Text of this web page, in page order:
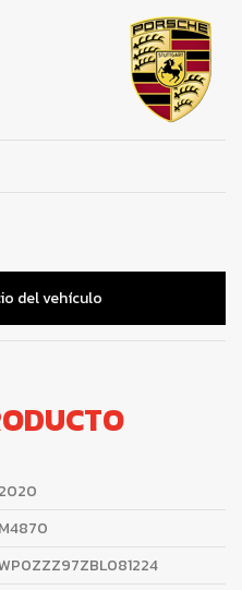
del vehículo
2020
M4870